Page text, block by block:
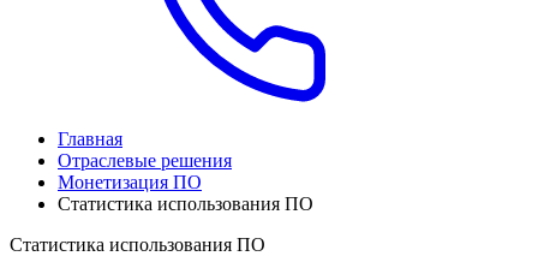
Главная
Отраслевые решения
Монетизация ПО
Статистика использования ПО
Статистика использования ПО